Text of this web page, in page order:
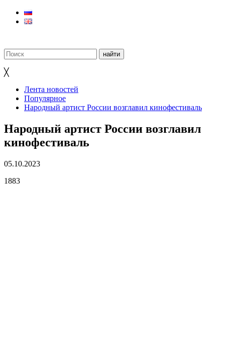
╳
Лента новостей
Популярное
Народный артист России возглавил кинофестиваль
Народный артист России возглавил
кинофестиваль
05.10.2023
1883